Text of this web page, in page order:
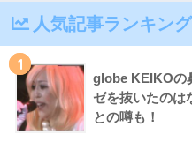
人気記事ランキング
1
globe KEIKOの
ゼを抜いたのは
との噂も！